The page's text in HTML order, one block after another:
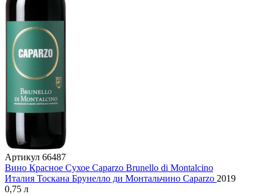
Артикул 66487
Вино Красное Сухое Caparzo Brunello di Montalcino
Италия Тоскана Брунелло ди Монтальчино Caparzo 2019
0,75 л